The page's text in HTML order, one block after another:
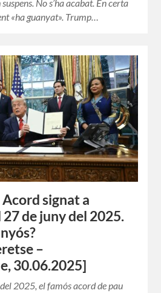
No s’ha acabat. En certa
«ha guanyat». Trump…
signat a
de juny del 2025.
–
30.06.2025]
2025, el famós acord de pau